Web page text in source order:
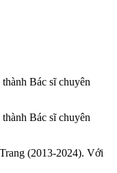
Bác sĩ chuyên
Bác sĩ chuyên
(2013-2024). Với